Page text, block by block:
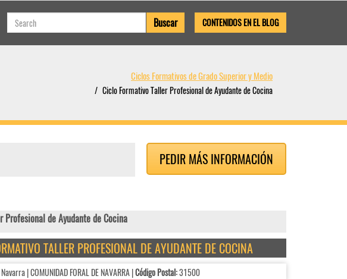
CONTENIDOS EN EL BLOG
Ciclos Formativos de Grado Superior y Medio
Ciclo Formativo Taller Profesional de Ayudante de Cocina
PEDIR MÁS INFORMACIÓN
Profesional de Ayudante de Cocina
TALLER PROFESIONAL DE AYUDANTE DE COCINA
| COMUNIDAD FORAL DE NAVARRA |Código Postal:31500